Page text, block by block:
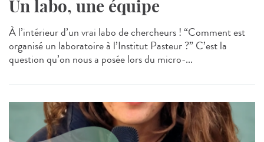
Un labo, une équipe
À l’intérieur d’un vrai labo de chercheurs ! “Comment est
organisé un laboratoire à l’Institut Pasteur ?” C’est la
question qu’on nous a posée lors du micro-...